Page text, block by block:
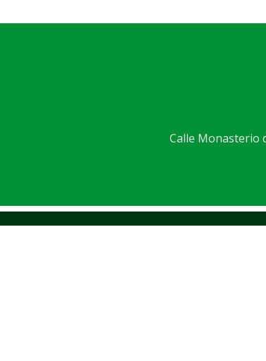
Calle Monasterio